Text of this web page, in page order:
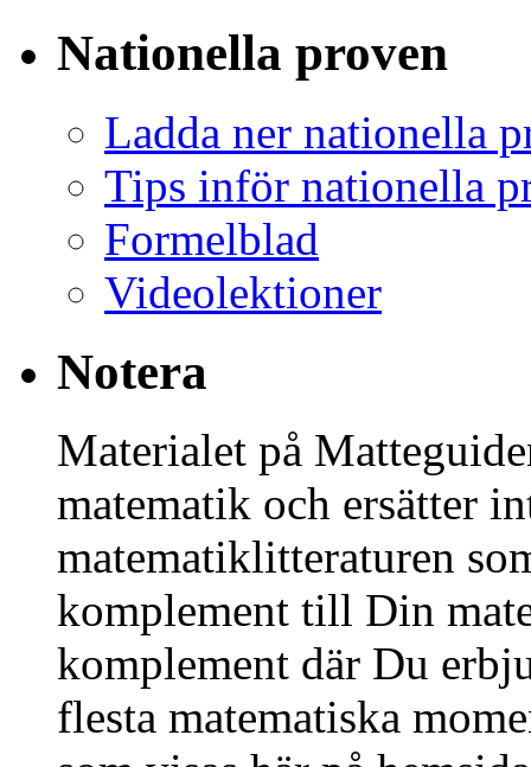
Nationella proven
Ladda ner nationella
Tips inför nationella
Formelblad
Videolektioner
Notera
Materialet på
matematik och ersätter
matematiklitteraturen
komplement till Din
komplement där Du
flesta matematiska